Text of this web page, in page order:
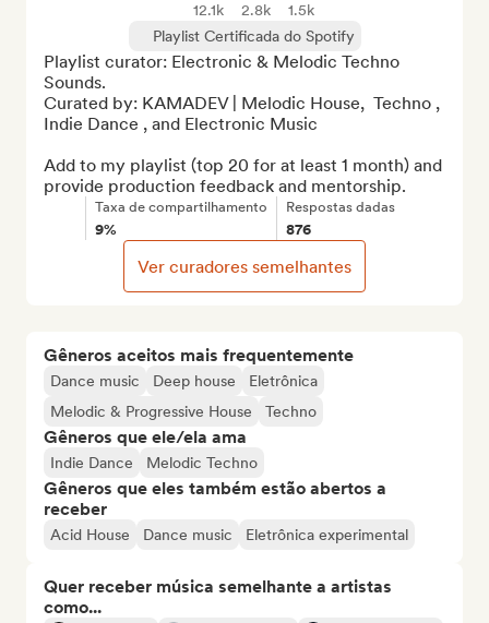
Gêneros aceitos mais frequentemente
Dance music Deep house
Eletrônica
Melodic & Progressive House
Techno
Gêneros que ele/ela ama
Indie Dance Melodic Techno
Gêneros que eles também estão abertos a
receber
Acid House Dance music Eletrônica experimental
Quer receber música semelhante a artistas
como...
12.1k 2.8k
1.5k
Playlist Certificada do Spotify
Playlist curator: Electronic & Melodic Techno
Sounds.
Curated by: KAMADEV | Melodic House,  Techno ,
Indie Dance , and Electronic Music
Add to my playlist (top 20 for at least 1 month) and
provide production feedback and mentorship.
Taxa de compartilhamento
9%
Respostas dadas
876
Ver curadores semelhantes